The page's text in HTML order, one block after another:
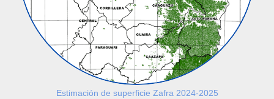
Estimación de superficie Zafra 2024-2025